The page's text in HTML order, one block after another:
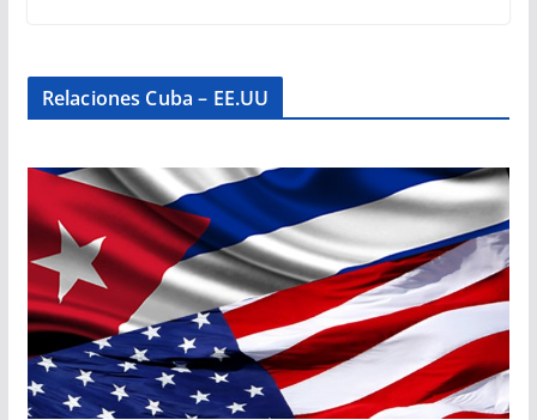
Relaciones Cuba – EE.UU